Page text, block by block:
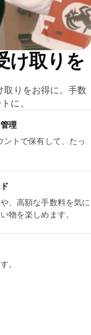
け取りを
りをお得に。手数
に。
理
ントで保有して、たっ
、高額な手数料を気に
物を楽しめます。
。